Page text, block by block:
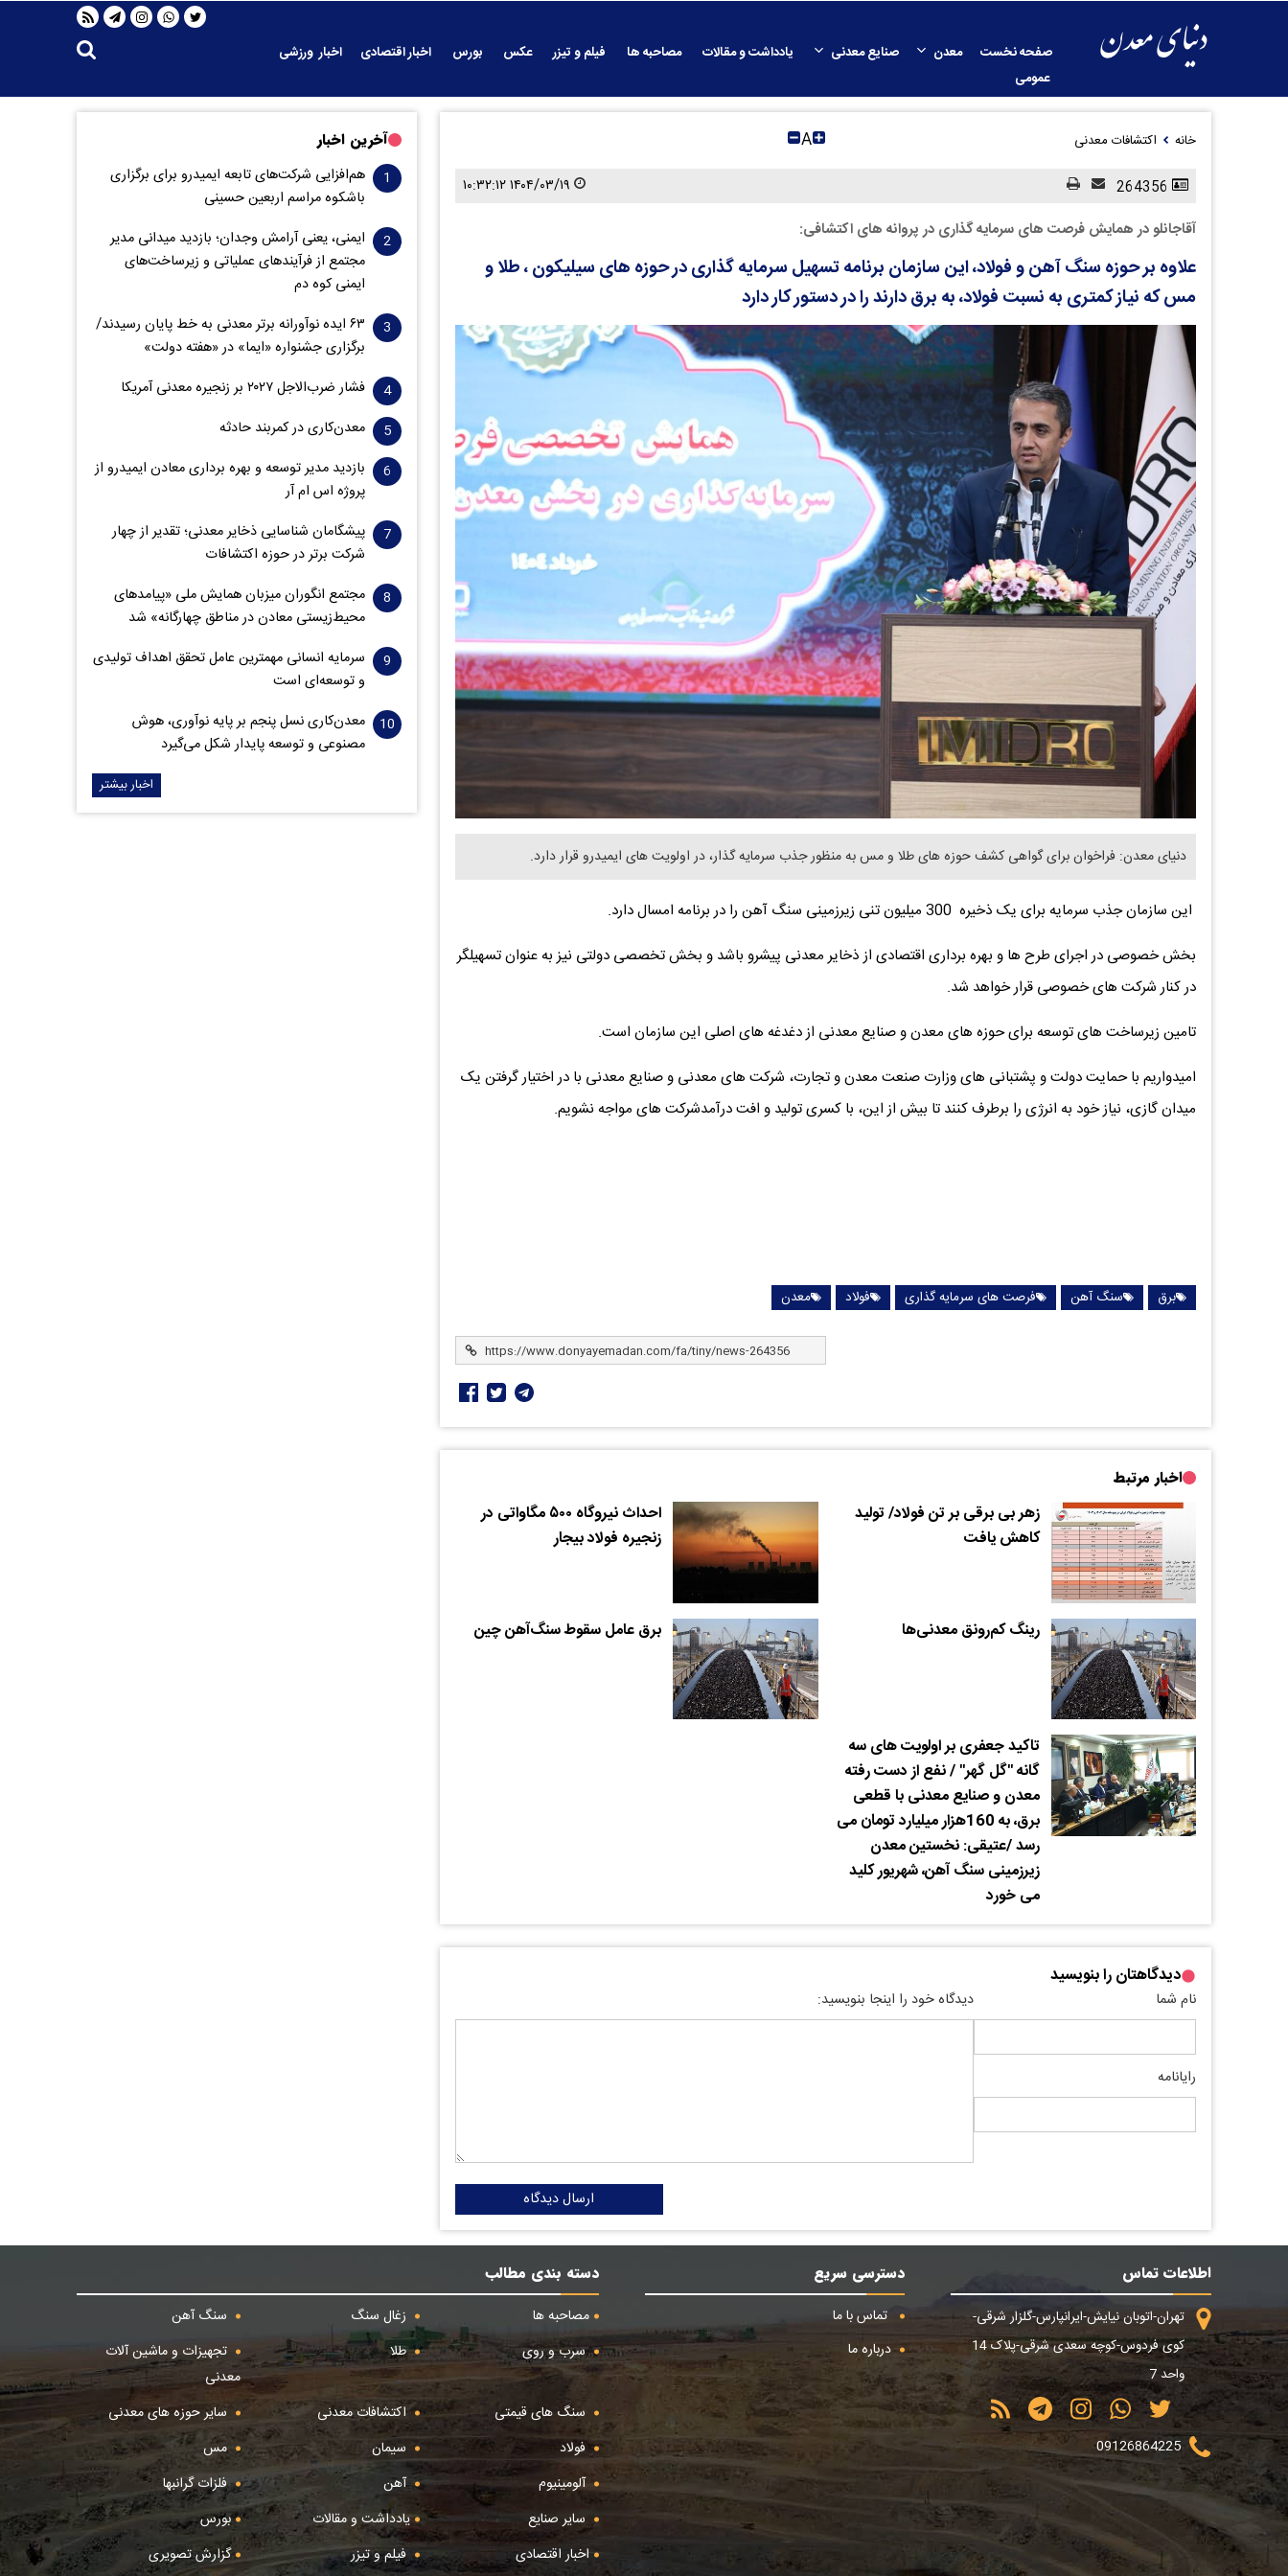
صفحه نخست معدن صنایع معدنی یادداشت و مقالات مصاحبه ها فیلم و تیزر عکس بورس اخبار اقتصادی
اخبار ورزشی
عمومی
خانه اکتشافات معدنی A
۱۴۰۴/۰۳/۱۹ ۱۰:۳۲:۱۲
آقاجانلو در همایش فرصت های سرمایه گذاری در پروانه های اکتشافی:
علاوه بر حوزه سنگ آهن و فولاد، این سازمان برنامه تسهیل سرمایه گذاری در حوزه های سیلیکون ، طلا و
مس که نیاز کمتری به نسبت فولاد، به برق دارند را در دستور کار دارد
دنیای معدن: فراخوان برای گواهی کشف حوزه های طلا و مس به منظور جذب سرمایه گذار، در اولویت های ایمیدرو قرار دارد.
این سازمان جذب سرمایه برای یک ذخیره 300 میلیون تنی زیرزمینی سنگ آهن را در برنامه امسال دارد.
بخش خصوصی در اجرای طرح ها و بهره برداری اقتصادی از ذخایر معدنی پیشرو باشد و بخش تخصصی دولتی نیز به عنوان تسهیلگر
در کنار شرکت های خصوصی قرار خواهد شد.
تامین زیرساخت های توسعه برای حوزه های معدن و صنایع معدنی از دغدغه های اصلی این سازمان است.
امیدواریم با حمایت دولت و پشتبانی های وزارت صنعت معدن و تجارت، شرکت های معدنی و صنایع معدنی با در اختیار گرفتن یک
میدان گازی، نیاز خود به انرژی را برطرف کنند تا بیش از این، با کسری تولید و افت درآمدشرکت های مواجه نشویم.
برق سنگ آهن فرصت های سرمایه گذاری فولاد معدن
اخبار مرتبط
زهر بی برقی بر تن فولاد/ تولید
کاهش یافت
احداث نیروگاه ۵۰۰ مگاواتی در
زنجیره فولاد بیجار
رینگ کم‌رونق معدنی‌‌‌ها برق عامل سقوط سنگ‌آهن چین
تاکید جعفری بر اولویت های سه
گانه "گل گهر" / نفع از دست رفته
معدن و صنایع معدنی با قطعی
برق، به 160هزار میلیارد تومان می
رسد /عتیقی: نخستین معدن
زیرزمینی سنگ آهن، شهریور کلید
می خورد
دیدگاهتان را بنویسید
نام شما
رایانامه
دیدگاه خود را اینجا بنویسید:
ارسال دیدگاه
آخرین اخبار
هم‌افزایی شرکت‌های تابعه ایمیدرو برای برگزاری
باشکوه مراسم اربعین حسینی
ایمنی، یعنی آرامش وجدان؛ بازدید میدانی مدیر
مجتمع از فرآیندهای عملیاتی و زیرساخت‌های
ایمنی کوه دم
۶۳ ایده نوآورانه برتر معدنی به خط پایان رسیدند/
برگزاری جشنواره «ایما» در «هفته دولت»
فشار ضرب‌الاجل ۲۰۲۷ بر زنجیره معدنی آمریکا
معدن‌کاری در کمربند حادثه
بازدید مدیر توسعه و بهره برداری معادن ایمیدرو از
پروژه اس ام آر
پیشگامان شناسایی ذخایر معدنی؛ تقدیر از چهار
شرکت برتر در حوزه اکتشافات‌
مجتمع انگوران میزبان همایش ملی «پیامدهای
محیط‌زیستی معادن در مناطق چهارگانه» شد
سرمایه انسانی مهمترین عامل تحقق اهداف تولیدی
و توسعه‌ای است
معدن‌کاری نسل پنجم بر پایه نوآوری، هوش
مصنوعی و توسعه پایدار شکل می‌گیرد
اخبار بیشتر
اطلاعات تماس
تهران-اتوبان نیایش-ایرانپارس-گلزار شرقی-
کوی فردوس-کوچه سعدی شرقی-پلاک 14
واحد 7
09126864225
دسترسی سریع
تماس با ما
درباره ما
دسته بندی مطالب
مصاحبه ها
زغال سنگ
سنگ آهن
سرب و روی
طلا
تجهیزات و ماشین آلات
معدنی
سنگ های قیمتی
اکتشافات معدنی
سایر حوزه های معدنی
فولاد
سیمان
مس
آلومینیوم
آهن
فلزات گرانبها
سایر صنایع
یادداشت و مقالات
بورس
اخبار اقتصادی
فیلم و تیزر گزارش تصویری